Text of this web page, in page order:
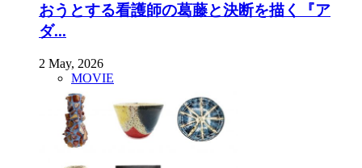
おうとする看護師の葛藤と決断を描く『ア
ダ...
2 May, 2026
MOVIE